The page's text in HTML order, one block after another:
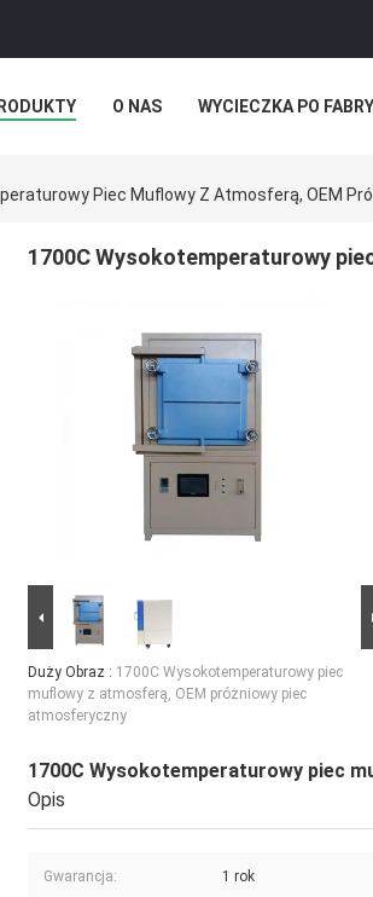
O NAS WYCIECZKA PO
Piec Muflowy Z Atmosferą, OEM
1700C Wysokotemperaturowy
Duży Obraz : 1700C Wysokotemperaturowy piec
muflowy z atmosferą, OEM próżniowy piec
atmosferyczny
1700C Wysokotemperaturowy piec
Opis
Gwarancja: 1 rok